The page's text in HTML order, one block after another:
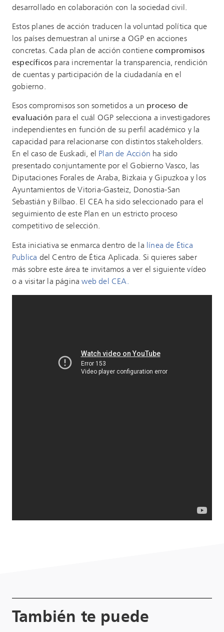
desarrollado en colaboración con la sociedad civil.
Estos planes de acción traducen la voluntad política que
los países demuestran al unirse a OGP en acciones
concretas. Cada plan de acción contiene compromisos
específicos para incrementar la transparencia, rendición
de cuentas y participación de la ciudadanía en el
gobierno.
Esos compromisos son sometidos a un proceso de
evaluación para el cuál OGP selecciona a investigadores
independientes en función de su perfil académico y la
capacidad para relacionarse con distintos stakeholders.
En el caso de Euskadi, el
Plan de Acción ha sido
presentado conjuntamente por el Gobierno Vasco, las
Diputaciones Forales de Araba, Bizkaia y Gipuzkoa y los
Ayuntamientos de Vitoria-Gasteiz, Donostia-San
Sebastián y Bilbao. El CEA ha sido seleccionado para el
seguimiento de este Plan en un estricto proceso
competitivo de selección.
Esta iniciativa se enmarca dentro de la
línea de Ética
Publica del Centro de Ética Aplicada. Si quieres saber
más sobre este área te invitamos a ver el siguiente vídeo
o a visitar la páginaweb del CEA.
También te puede